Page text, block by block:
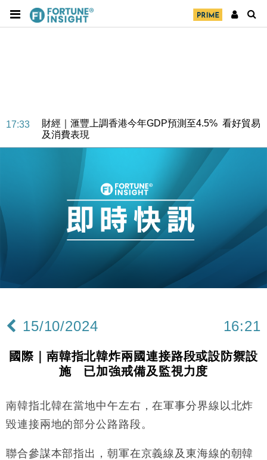
17:33
財經｜滙豐上調香港今年GDP預測至4.5% 看好貿易
及消費表現
本地｜假冒內地執法人員要求交「保證金」 43歲女子
損失近6900萬元
財經｜日經失守6.5萬點後回穩 全周仍升近2%
財經｜恒隆10月換帥 玩具「反」斗城亞洲CEO蔡德
15:11
財經｜韓股反覆波動收跌 連挫7周創逾3年最長跌勢
財經｜內地7月美元計價出口增近24%勝預期 貿易順
11:12
國際｜特朗普料美伊戰事快結束 承認部分彈藥庫存緊
15:59
財經｜SA售股自救後再出手 斥4億美元押注未上市公
47仙
17:33
財經｜滙豐上調香港今年GDP預測至4.5% 看好貿易
及消費表現
16:47
本地｜假冒內地執法人員要求交「保證金」 43歲女子
15/10/2024 16:21
國際｜南韓指北韓炸兩國連接路段或設防禦設
施 已加強戒備及監視力度
南韓指北韓在當地中午左右，在軍事分界線以北炸
毀連接兩地的部分公路路段。
聯合參謀本部指出，朝軍在京義線及東海線的朝韓